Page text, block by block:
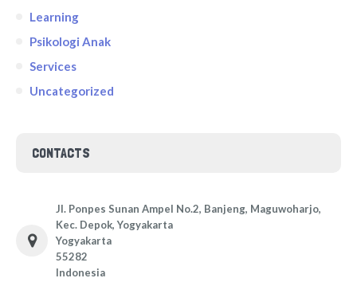
Learning
Psikologi Anak
Services
Uncategorized
CONTACTS
Jl. Ponpes Sunan Ampel No.2, Banjeng, Maguwoharjo,
Kec. Depok, Yogyakarta
Yogyakarta
55282
Indonesia